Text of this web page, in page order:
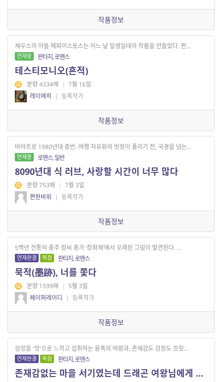
작품정보
제우스의 아들 헤파이스토스는 어느 날 일생일대의 작품을 만들었다. 판...
연재중 판타지, 로맨스
테스티모니오(흔적)
분량 4334매 | 7월 16일
레이에히
| 등록작가
작품정보
바야흐로 1980년대 중반. 여행 자유화의 빗장이 풀리기 전, 국경을 넘는...
연재중 로맨스, 일반
8090년대 식 러브, 사랑할 시간이 너무 많다
분량 753매 | 7월 3일
편한바위
| 등록작가
작품정보
5백년 전통의 충주 장씨 종가 ‘창화재’에서 오래된 그림이 발견된다. ...
연재완결 독점 판타지, 로맨스
묵적(墨跡), 너를 쫓다
분량 1599매 | 5월 3일
페이퍼레이디
| 등록작가
작품정보
감정을 '맛'으로 느끼고 섭취하는 용족의 여왕과, 존재감도 감정도 흐릿...
연재완결 독점 판타지, 로맨스
존재감없는 마을 서기였는데 드래곤 여왕님에게 납치되었습니다